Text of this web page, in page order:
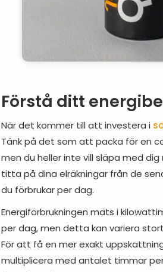
Förstå ditt
När det kommer till att investera i
Tänk på det som att packa för en
men du heller inte vill släpa med
titta på dina elräkningar från de
du förbrukar per dag.
Energiförbrukningen mäts i
per dag, men detta kan variera
För att få en mer exakt
multiplicera med antalet timmar